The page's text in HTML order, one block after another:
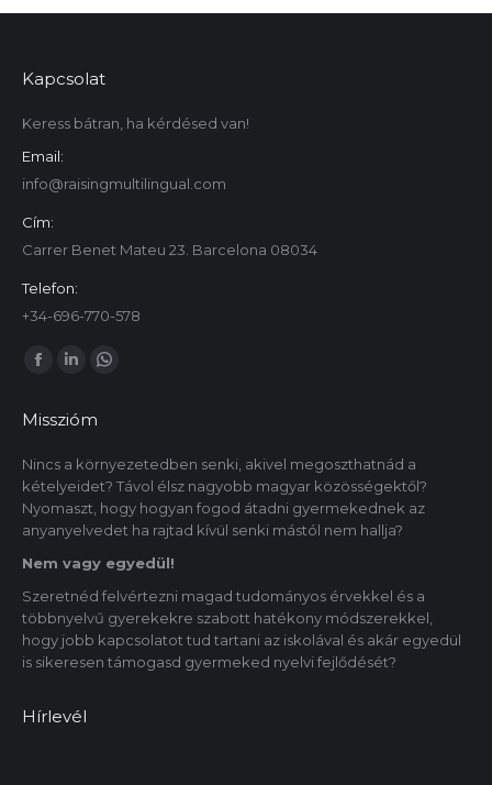
Kapcsolat
Keress bátran, ha kérdésed van!
Email:
info@raisingmultilingual.com
Cím:
Carrer Benet Mateu 23. Barcelona 08034
Telefon:
+34-696-770-578
Itt is megtalálsz minket:
Facebook
új
ablakban
nyílik
meg.
Linkedin
új
ablakban
nyílik
meg.
Whatsapp
ablakban
nyílik
meg.
Misszióm
Nincs a környezetedben senki, akivel megoszthatnád a
kételyeidet? Távol élsz nagyobb magyar közösségektől?
Nyomaszt, hogy hogyan fogod átadni gyermekednek az
anyanyelvedet ha rajtad kívül senki mástól nem hallja?
Nem vagy egyedül!
Szeretnéd felvértezni magad tudományos érvekkel és a
többnyelvű gyerekekre szabott hatékony módszerekkel,
hogy jobb kapcsolatot tud tartani az iskolával és akár egyedül
is sikeresen támogasd gyermeked nyelvi fejlődését?
Hírlevél